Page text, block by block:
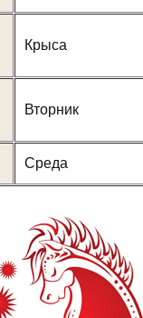
Крыса
Вторник
Среда